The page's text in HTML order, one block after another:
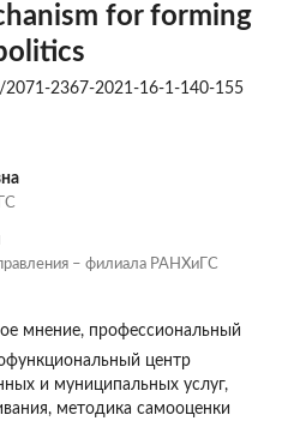
for forming
2071-2367-2021-16-1-140-155
– филиала РАНХиГС
мнение, профессиональный
центр
и муниципальных услуг,
методика самооценки